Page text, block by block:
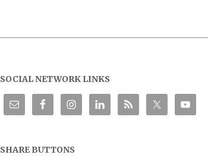
SOCIAL NETWORK LINKS
SHARE BUTTONS